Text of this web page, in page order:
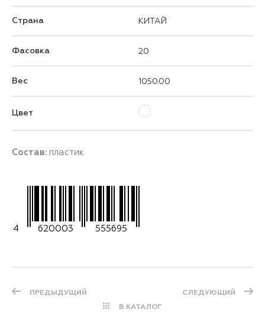
Страна КИТАЙ
Фасовка 20
Вес 1050.00
Цвет
Состав: пластик
4 620003 555695
ПРЕДЫДУЩИЙ
В КАТАЛОГ
СЛЕДУЮЩИЙ